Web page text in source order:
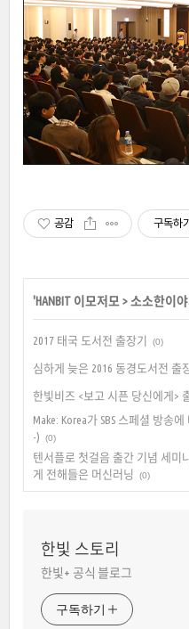
공감 구독하기
'HANBIT 이모저모 > 소소한이야
2017 태국 도서전 출장기 (0)
심하게 늦은 2016 동경도서전 출
한빛비즈 <보고 시픈 당신에게>
Make: Korea가 SBS 스페셜 방송
-)
(0)
텐서플로 첫걸음 출간 기념 세미
게 전해들은 머신러닝
(0)
한빛 스토리
한빛+ 공식 블로그
구독하기